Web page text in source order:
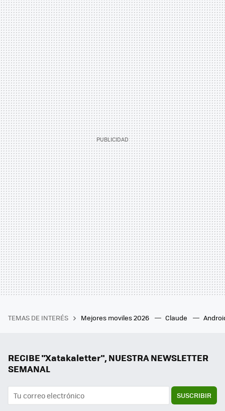
TEMAS DE INTERÉS Mejores moviles 2026 Claude
RECIBE "Xatakaletter", NUESTRA NEWSLETTER
SEMANAL
SUSCRIBIR